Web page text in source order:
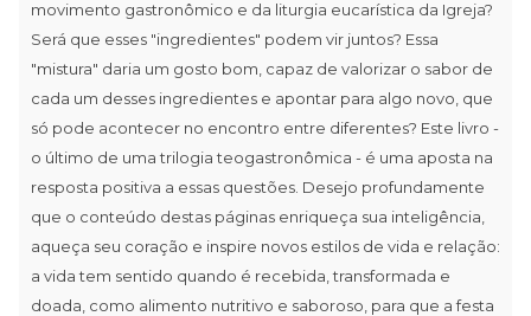
movimento gastronômico e da liturgia eucarística da Igreja?
Será que esses "ingredientes" podem vir juntos? Essa
"mistura" daria um gosto bom, capaz de valorizar o sabor de
cada um desses ingredientes e apontar para algo novo, que
só pode acontecer no encontro entre diferentes? Este livro -
o último de uma trilogia teogastronômica - é uma aposta na
resposta positiva a essas questões. Desejo profundamente
que o conteúdo destas páginas enriqueça sua inteligência,
aqueça seu coração e inspire novos estilos de vida e relação:
a vida tem sentido quando é recebida, transformada e
doada, como alimento nutritivo e saboroso, para que a festa